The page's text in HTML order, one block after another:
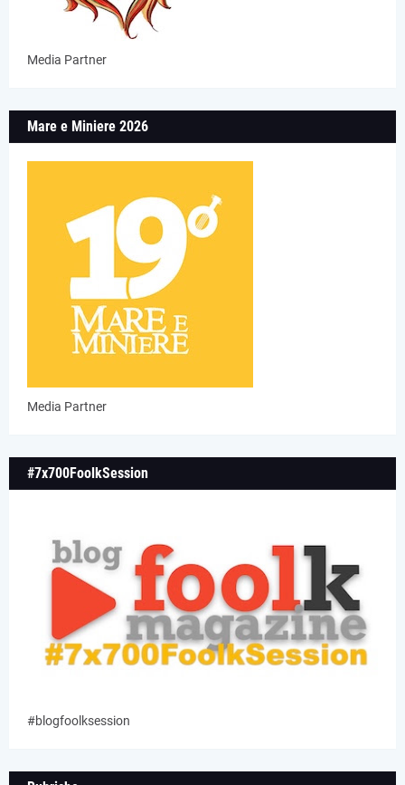
Media Partner
Mare e Miniere 2026
Media Partner
#7x700FoolkSession
#blogfoolksession